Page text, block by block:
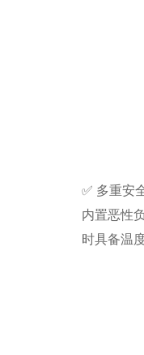
✅ 多重安
内置恶性
时具备温